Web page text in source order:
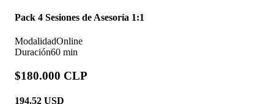
Pack 4 Sesiones de Asesoría 1:1
ModalidadOnline
Duración60 min
$180.000 CLP
194.52 USD